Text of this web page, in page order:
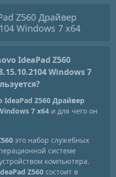
Z560 Драйвер
Windows 7 x64
IdeaPad Z560
Windows 7
IdeaPad Z560 Драйвер
7 x64 и для чего он
это набор служебных
системе
компьютера.
Z560 состоит в